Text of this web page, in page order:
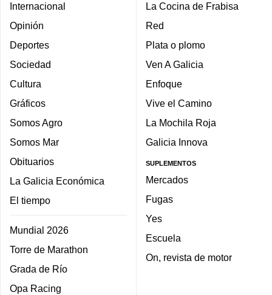
Internacional
Opinión
Deportes
Sociedad
Cultura
Gráficos
Somos Agro
Somos Mar
Obituarios
La Galicia Económica
El tiempo
Mundial 2026
Torre de Marathon
Grada de Río
Opa Racing
La Cocina de Frabisa
Red
Plata o plomo
Ven A Galicia
Enfoque
Vive el Camino
La Mochila Roja
Galicia Innova
SUPLEMENTOS
Mercados
Fugas
Yes
Escuela
On, revista de motor